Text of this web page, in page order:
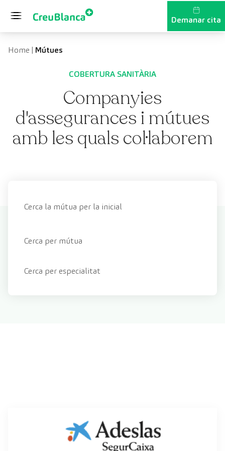
Demanar cita
Home | Mútues
COBERTURA SANITÀRIA
Companyies
d'assegurances i mútues
amb les quals col·laborem
Cerca la mútua per la inicial
Cerca per mútua
Cerca per especialitat